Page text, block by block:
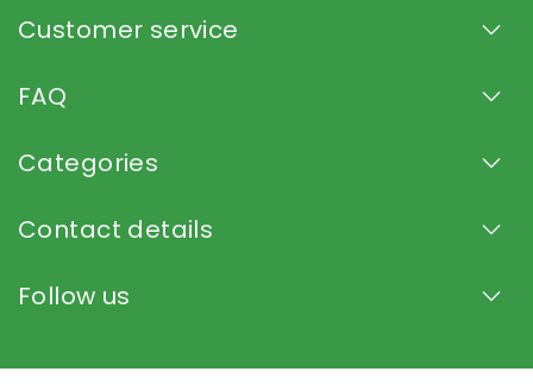
Customer service
FAQ
Categories
Contact details
Follow us